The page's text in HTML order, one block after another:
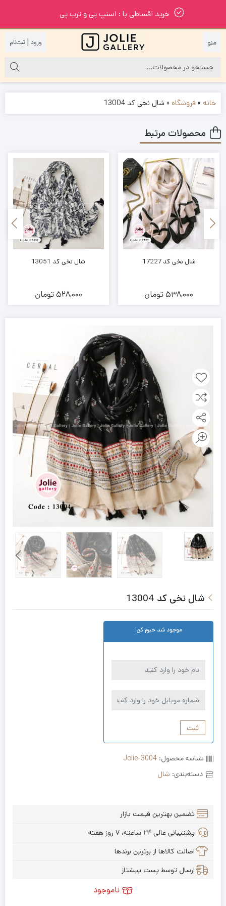
خرید اقساطی با : اسنپ پی و ترب پی
|
خانه »فروشگاه »شال نخی کد 13004
محصولات مرتبط
شال نخی کد 17227
538,000تومان
شال نخی کد 13051
528,000تومان
شال نخی کد 13004
موجود شد خبرم کن!
ثبت
شناسه محصول: Jolie-3004
دسته‌بندی: شال
تضمین بهترین قیمت بازار
پشتیبانی عالی ۲۴ ساعته، ۷ روز هفته
اصالت کالاها از برترین برندها
ارسال توسط پست پیشتاز
ناموجود